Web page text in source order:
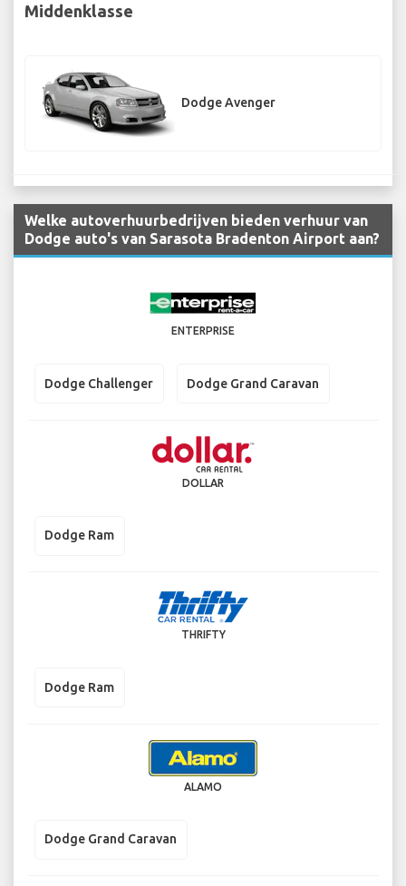
Middenklasse
Dodge Avenger
Welke autoverhuurbedrijven bieden verhuur van
Dodge auto's van Sarasota Bradenton Airport aan?
ENTERPRISE
Dodge Challenger Dodge Grand Caravan
DOLLAR
Dodge Ram
THRIFTY
Dodge Ram
ALAMO
Dodge Grand Caravan